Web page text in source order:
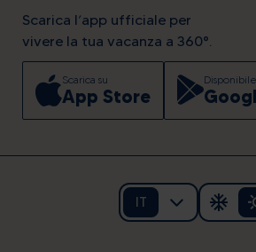
Scarica l’app ufficiale per
vivere la tua vacanza a 360°.
Scarica su
App Store
IT